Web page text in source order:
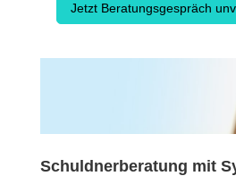
Jetzt Beratungsgespräch
Schuldnerberatung mit